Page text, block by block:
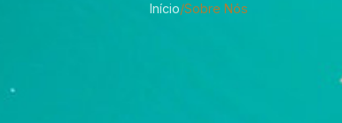
Início/Sobre Nós